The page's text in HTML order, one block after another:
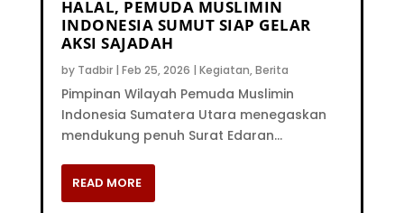
HALAL, PEMUDA MUSLIMIN
INDONESIA SUMUT SIAP GELAR
AKSI SAJADAH
by Tadbir| Feb 25, 2026 | Kegiatan, Berita
Pimpinan Wilayah Pemuda Muslimin
Indonesia Sumatera Utara menegaskan
mendukung penuh Surat Edaran...
READ MORE